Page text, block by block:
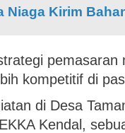
Niaga Kirim
kompetitif di
di Desa
Kendal,